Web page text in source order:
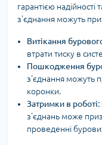
гарантією надійності
з'єднання можуть
Витікання
втрати тиску в
Пошкодження
з'єднання можуть
коронки.
Затримки в роботі:
з'єднань може
проведенні